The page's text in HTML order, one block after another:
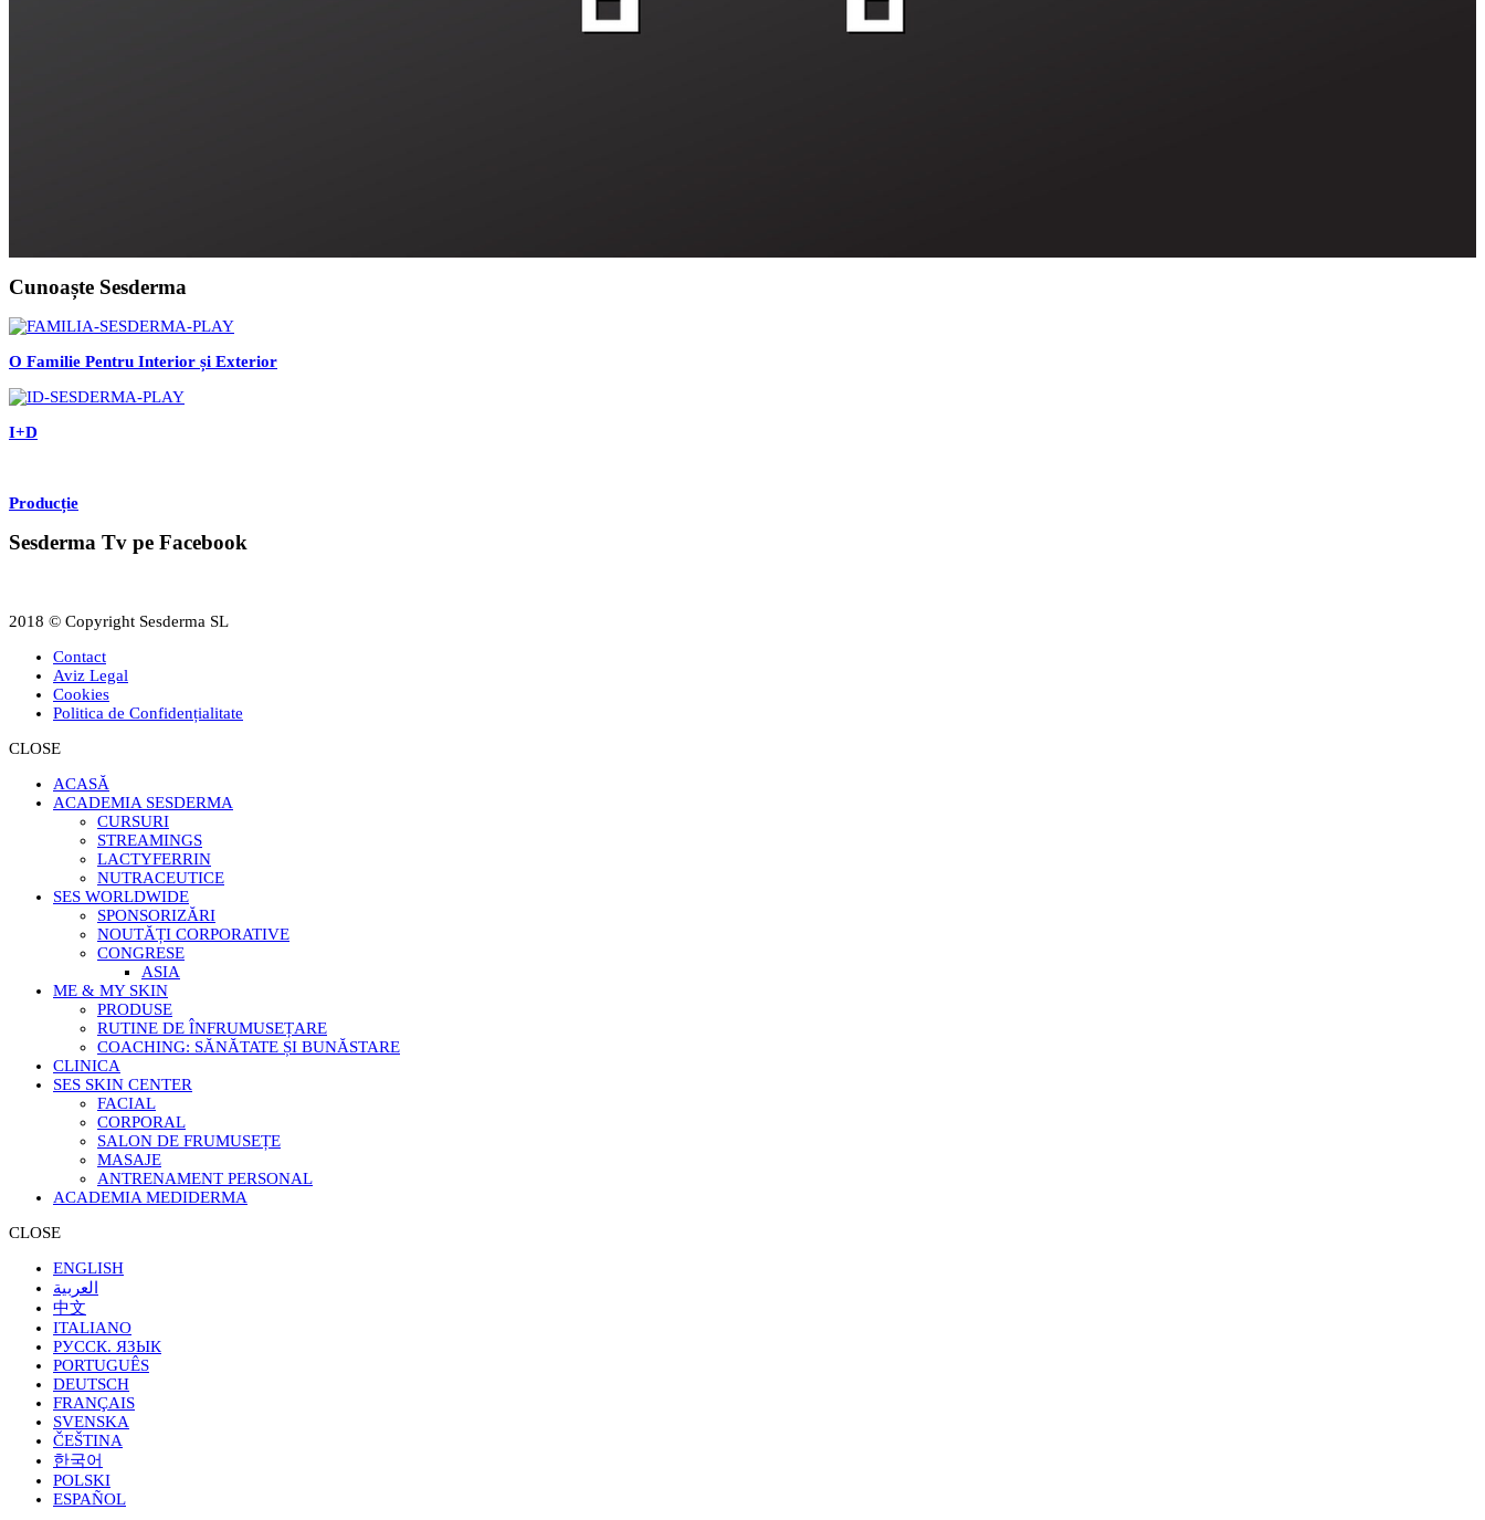
Cunoaște Sesderma
O Familie Pentru Interior și Exterior
I+D
Producție
Sesderma Tv pe Facebook
2018 © Copyright Sesderma SL
Contact
Aviz Legal
Cookies
Politica de Confidențialitate
CLOSE
ACASĂ
ACADEMIA SESDERMA
CURSURI
STREAMINGS
LACTYFERRIN
NUTRACEUTICE
SES WORLDWIDE
SPONSORIZĂRI
NOUTĂȚI CORPORATIVE
CONGRESE
ASIA
ME & MY SKIN
PRODUSE
RUTINE DE ÎNFRUMUSEȚARE
COACHING: SĂNĂTATE ȘI BUNĂSTARE
CLINICA
SES SKIN CENTER
FACIAL
CORPORAL
SALON DE FRUMUSEȚE
MASAJE
ANTRENAMENT PERSONAL
ACADEMIA MEDIDERMA
CLOSE
ENGLISH
العربية
中文
ITALIANO
РУССК. ЯЗЫК
PORTUGUÊS
DEUTSCH
FRANÇAIS
SVENSKA
ČEŠTINA
한국어
POLSKI
ESPAÑOL